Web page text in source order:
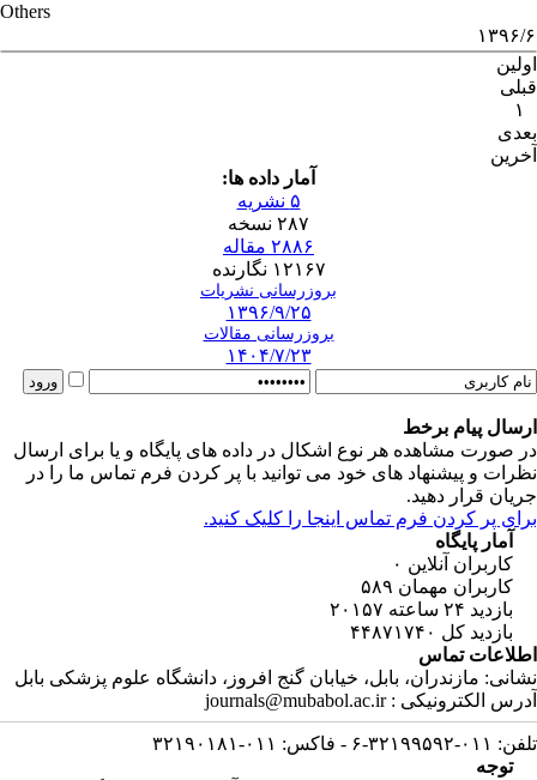
Others
۱۳۹۶/۶
اولین
قبلی
۱
بعدی
آخرین
آمار داده ها:
۵ نشریه
۲۸۷ نسخه
۲۸۸۶ مقاله
۱۲۱۶۷ نگارنده
بروزرسانی نشریات
۱۳۹۶/۹/۲۵
بروزرسانی مقالات
۱۴۰۴/۷/۲۳
ارسال پیام برخط
در صورت مشاهده هر نوع اشکال در داده های پایگاه و یا برای ارسال
نظرات و پیشنهاد های خود می توانید با پر کردن فرم تماس ما را در
جریان قرار دهید.
برای پر کردن فرم تماس اینجا را کلیک کنید.
آمار پایگاه
کاربران آنلاین ۰
کاربران مهمان ۵۸۹
بازدید ۲۴ ساعته
۲۰۱۵۷
بازدید کل ۴۴۸۷۱۷۴۰
اطلاعات تماس
نشانی: مازندران، بابل، خیابان گنج افروز، دانشگاه علوم پزشکی بابل
آدرس الکترونیکی : journals@mubabol.ac.ir
تلفن: ۰۱۱-۳۲۱۹۹۵۹۲-۶ - فاکس: ۰۱۱-۳۲۱۹۰۱۸۱
توجه